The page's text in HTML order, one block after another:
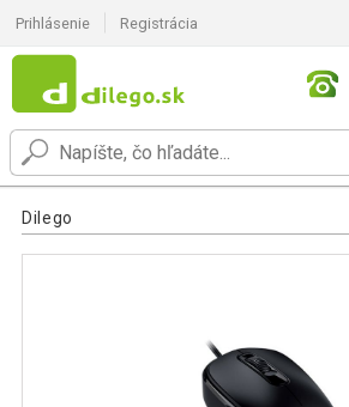
Prihlásenie Registrácia
Dilego